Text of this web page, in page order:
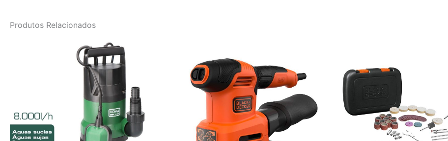
Produtos Relacionados